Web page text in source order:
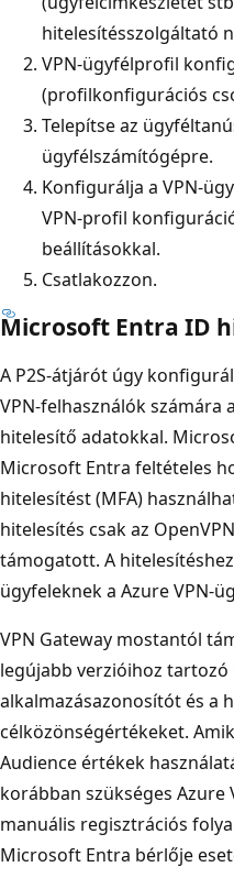
hitelesítésszolgáltató
VPN-ügyfélprofil
(profilkonfigurációs
Telepítse az
ügyfélszámítógépre.
Konfigurálja a VPN-
VPN-profil
beállításokkal.
Csatlakozzon.
Microsoft Entra ID
A P2S-átjárót úgy
VPN-felhasználók
hitelesítő adatokkal.
Microsoft Entra feltételes
hitelesítést (MFA)
hitelesítés csak az
támogatott. A
ügyfeleknek a Azure VPN-
VPN Gateway mostantól
legújabb verzióihoz
alkalmazásazonosítót és a
célközönségértékeket.
Audience értékek
korábban szükséges Azure
manuális regisztrációs
Microsoft Entra bérlője